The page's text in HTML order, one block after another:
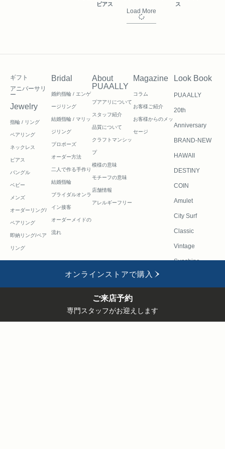
ピアス
ス
Load More
オンラインストアで購入
ギフト
アニバーサリ
ー
Jewelry
指輪 / リング
ペアリング
ネックレス
ピアス
バングル
ベビー
メンズ
オーダーリング/
ペアリング
即納リング/ペア
リング
Bridal
婚約指輪 / エンゲ
ージリング
結婚指輪 / マリッ
ジリング
プロポーズ
オーダー方法
二人で作る手作り
結婚指輪
ブライダルオンラ
イン接客
オーダーメイドの
流れ
About
PUAALLY
プアアリについて
スタッフ紹介
品質について
クラフトマンシッ
プ
模様の意味
モチーフの意味
店舗情報
アレルギーフリー
Magazine
コラム
お客様ご紹介
お客様からのメッ
セージ
Look Book
PUA ALLY
20th
Anniversary
BRAND-NEW
HAWAII
DESTINY
COIN
Amulet
City Surf
Classic
Vintage
Sunshine
概要
情報
修理・リフ
ォーム
お問い合わせフ
ォーム
予約
STORE
ご来店予約
専門スタッフがお迎えします